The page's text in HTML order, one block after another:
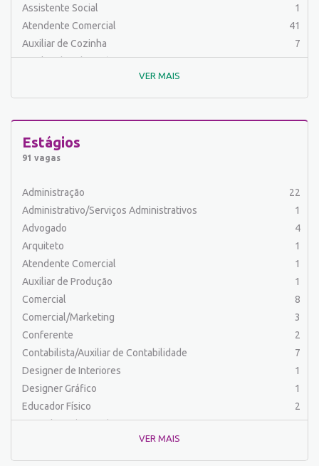
Assistente Social
1
Atendente Comercial
41
Auxiliar de Cozinha
7
Auxiliar de Laboratório
2
Auxiliar de Manutenção Predial
Auxiliar de Mecânica
1
Auxiliar de Serviços
Barman
Cabeleireiro
Caixa Bancário/Operador de Caixa
Carpinteiro
Carregador/Ajudante Carga e Descarga
Comercial
Comercial/Marketing
Comprador
Contabilista/Auxiliar de Contabilidade
Costureira/Costureiro Industrial
Cozinha/ Pizzaiolo
Cozinheiro
Cuidador de Crianças e Idosos
Desenvolvedor de Sistema
1
VER MAIS
Estágios
91 vagas
Administração
22
Administrativo/Serviços Administrativos
1
Advogado
4
Arquiteto
1
Atendente Comercial
1
Auxiliar de Produção
1
Comercial
8
Comercial/Marketing
3
Conferente
2
Contabilista/Auxiliar de Contabilidade
7
Designer de Interiores
1
Designer Gráfico
1
Educador Físico
2
Engenharia (Outras)
1
Engenharia de Produção
2
VER MAIS